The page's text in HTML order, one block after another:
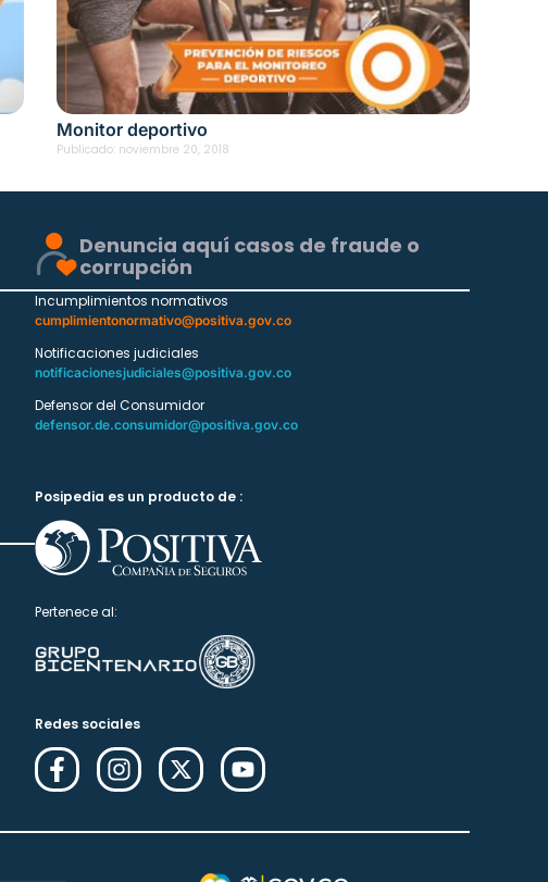
Monitor deportivo
Publicado: noviembre 20, 2018
Denuncia aquí casos de fraude o
corrupción
Incumplimientos normativos
cumplimientonormativo@positiva.gov.co
Notificaciones judiciales
notificacionesjudiciales@positiva.gov.co
Defensor del Consumidor
defensor.de.consumidor@positiva.gov.co
Posipedia es un producto de :
Pertenece al:
Redes sociales